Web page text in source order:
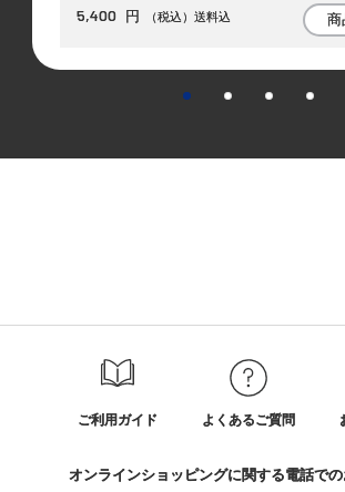
5,400 円 （税込）送料込 商
ご利用ガイド よくあるご質問
オンラインショッピングに関する電話で